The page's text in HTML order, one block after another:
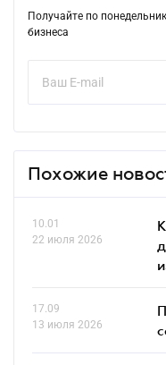
Получайте по
бизнеса
Похожие
10.01
22 июля 2026
17.09
13 июля 2026